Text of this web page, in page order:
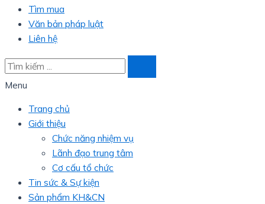
Tìm mua
Văn bản pháp luật
Liên hệ
Menu
Trang chủ
Giới thiệu
Chức năng nhiệm vụ
Lãnh đạo trung tâm
Cơ cấu tổ chức
Tin sức & Sự kiện
Sản phẩm KH&CN